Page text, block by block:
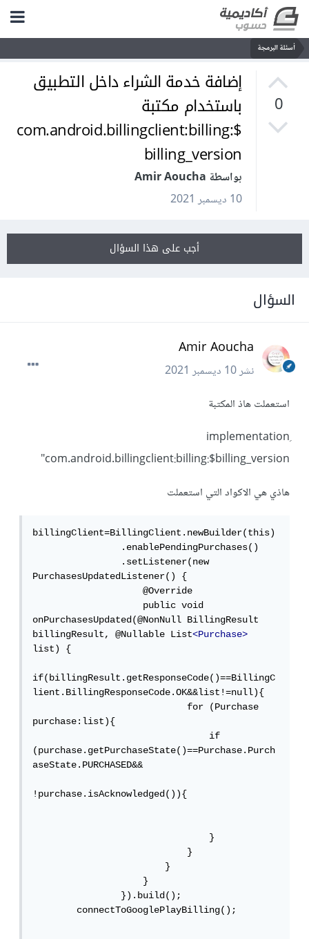
أسئلة البرمجة
0
إضافة خدمة الشراء داخل التطبيق
باستخدام مكتبة
com.android.billingclient:billing:$
billing_version
بواسطة Amir Aoucha
10 ديسمبر 2021
أجب على هذا السؤال
السؤال
Amir Aoucha
نشر10 ديسمبر 2021
استعملت هاذ المكتبة
ِimplementation
"com.android.billingclient:billing:$billing_version
هاذي هي الاكواد التي استعملت
billingClient=BillingClient.newBuilder(this)
                .enablePendingPurchases()
                .setListener(new
PurchasesUpdatedListener() {
                    @Override
                    public void
onPurchasesUpdated(@NonNull BillingResult
billingResult, @Nullable List<Purchase>
list) {
if(billingResult.getResponseCode()==BillingC
lient.BillingResponseCode.OK&&list!=null){
                            for (Purchase
purchase:list){
                                if
(purchase.getPurchaseState()==Purchase.Purch
aseState.PURCHASED&&
!purchase.isAcknowledged()){
                                }
                            }
                        }
                    }
                }).build();
        connectToGooglePlayBilling();